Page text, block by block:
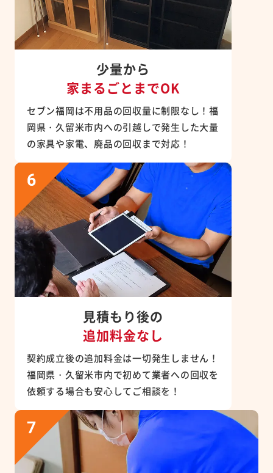
少量から
家まるごとまでOK
セブン福岡は不用品の回収量に制限なし！福
岡県・久留米市内への引越しで発生した大量
の家具や家電、廃品の回収まで対応！
見積もり後の
追加料金なし
契約成立後の追加料金は一切発生しません！
福岡県・久留米市内で初めて業者への回収を
依頼する場合も安心してご相談を！